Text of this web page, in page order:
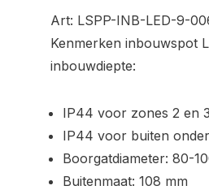
Art: LSPP-INB-LED-9-
Kenmerken inbouwspot
inbouwdiepte:
IP44 voor zones 2 en
IP44 voor buiten
Boorgatdiameter: 80-
Buitenmaat: 108 mm